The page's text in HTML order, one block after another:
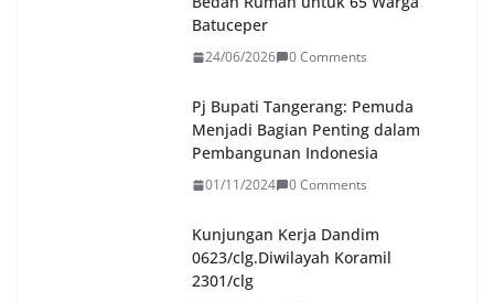
Batuceper
24/06/2026 0 Comments
Pj Bupati Tangerang: Pemuda
Menjadi Bagian Penting dalam
Pembangunan Indonesia
01/11/2024 0 Comments
Kunjungan Kerja Dandim
0623/clg.Diwilayah Koramil
2301/clg